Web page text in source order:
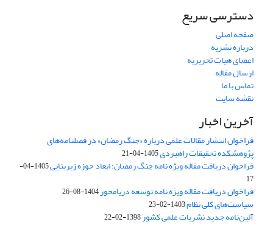
دسترسی سریع
صفحه اصلی
درباره نشریه
اعضای هیات تحریریه
ارسال مقاله
تماس با ما
نقشه سایت
آخرین اخبار
فراخوان انتشار مقالات علمی درباره «جنگ رمضان» در فصلنامه‌های
پژوهشکده تحقیقات راهبردی1405-04-21
فراخوان دریافت مقاله ویژه نامه جنگ رمضان؛ ابعاد حوزه زیربنایی
1405-04-
17
فراخوان دریافت مقاله ویژه نامه توسعه دریامحور1404-08-26
سیاست‌های کلی نظام1403-02-23
آئین‌نامه جدید نشریات علمی کشور1398-02-22